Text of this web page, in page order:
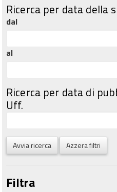
Ricerca per data della
dal
al
Ricerca per data di
Uff.
Avvia ricerca Azzera filtri
Filtra